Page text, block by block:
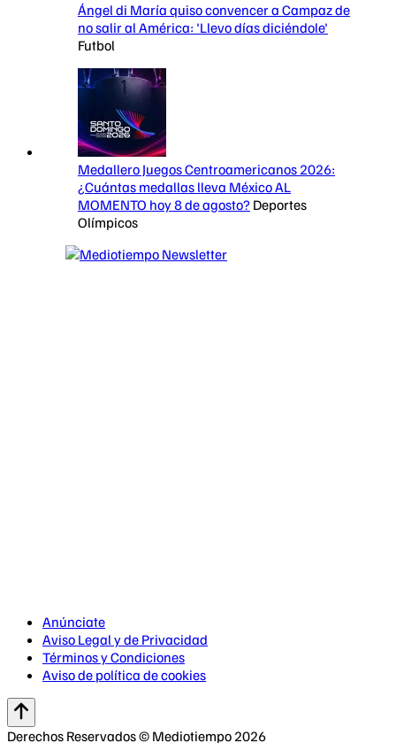
Ángel di María quiso convencer a Campaz de
no salir al América: 'Llevo días diciéndole'
Futbol
Medallero Juegos Centroamericanos 2026:
¿Cuántas medallas lleva México AL
MOMENTO hoy 8 de agosto? Deportes
Olímpicos
Anúnciate
Aviso Legal y de Privacidad
Términos y Condiciones
Aviso de política de cookies
Derechos Reservados © Mediotiempo 2026